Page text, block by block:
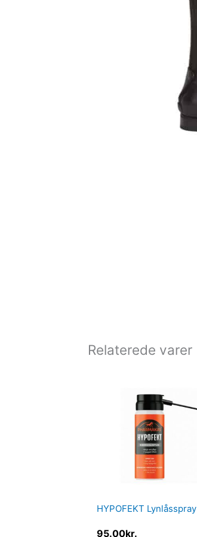
Relaterede varer
HYPOFEKT Lynlåsspray
95.00kr.